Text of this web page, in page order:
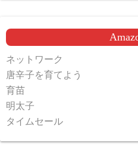
ネットワーク
唐辛子を育てよう
育苗
明太子
タイムセール